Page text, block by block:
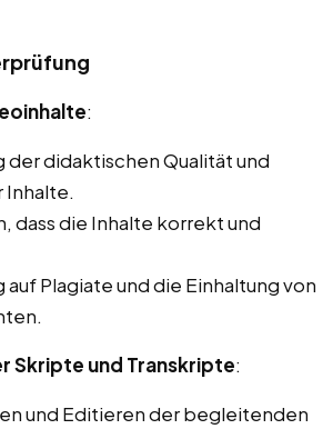
:
der didaktischen Qualität und
Inhalte.
dass die Inhalte korrekt und
Plagiate und die Einhaltung von
Skripte und Transkripte:
und Editieren der begleitenden